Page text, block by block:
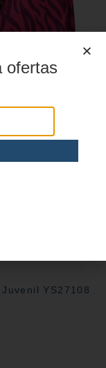
linha casual
YS27108
ofertas